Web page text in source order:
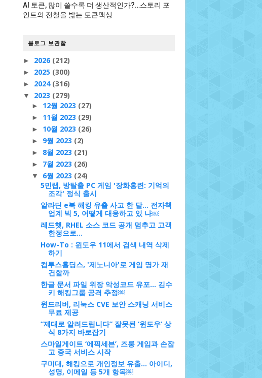
AI 토큰, 많이 쓸수록 더 생산적인가?…스토리 포
인트의 전철을 밟는 토큰맥싱
블로그 보관함
► 2026 (212)
► 2025 (300)
► 2024 (316)
▼ 2023 (279)
► 12월 2023 (27)
► 11월 2023 (29)
► 10월 2023 (26)
► 9월 2023 (2)
► 8월 2023 (21)
► 7월 2023 (26)
▼ 6월 2023 (24)
5민랩, 방탈출 PC 게임 '장화홍련: 기억의
조각' 정식 출시
알라딘 e북 해킹 유출 사고 한 달... 전자책
업계 빅 5, 어떻게 대응하고 있 나￼
레드햇, RHEL 소스 코드 공개 멈추고 고객
한정으로…
How-To : 윈도우 11에서 검색 내역 삭제
하기
컴투스홀딩스, '제노니아'로 게임 명가 재
건할까
한글 문서 파일 위장 악성코드 유포... 김수
키 해킹그룹 공격 추정￼
윈드리버, 리눅스 CVE 보안 스캐닝 서비스
무료 제공
“제대로 알려드립니다” 잘못된 ‘윈도우’ 상
식 8가지 바로잡기
스마일게이트 ‘에픽세븐’, 즈룽 게임과 손잡
고 중국 서비스 시작
구미대, 해킹으로 개인정보 유출... 아이디,
성명, 이메일 등 5개 항목￼